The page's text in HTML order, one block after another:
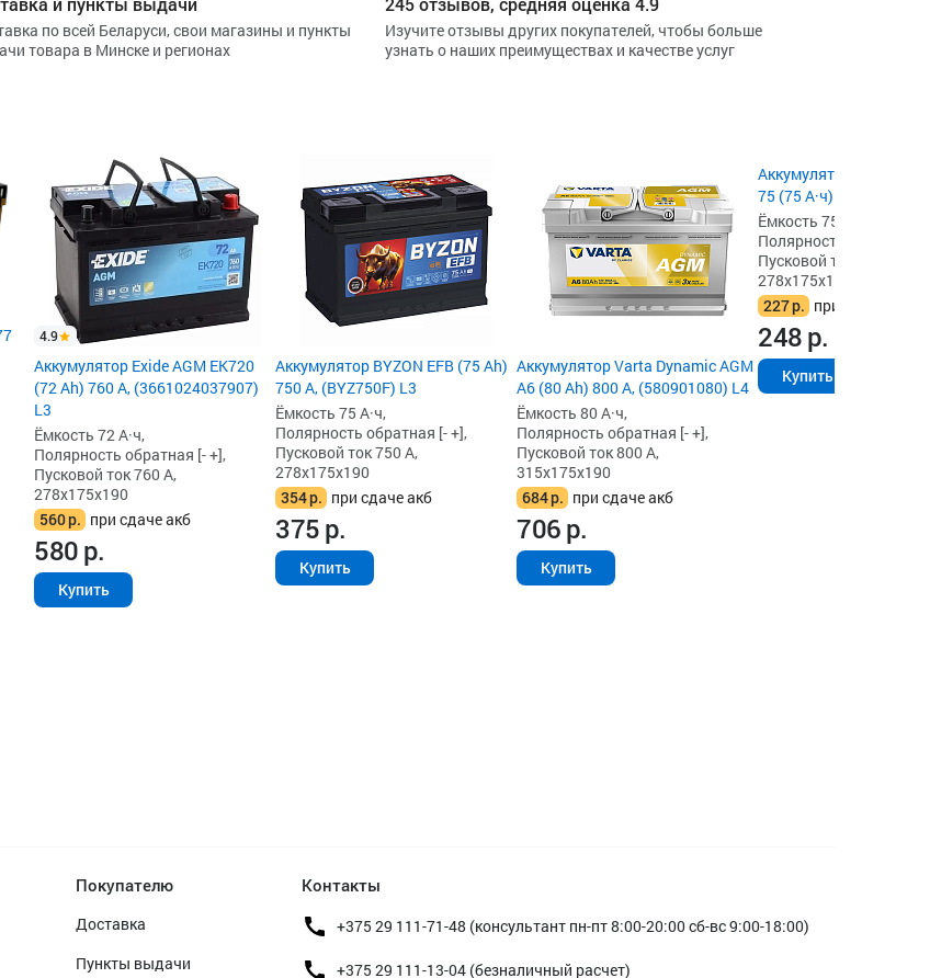
по всей Беларуси, свои магазины и пункты
товара в Минске и регионах
Изучите отзывы других покупателей, чтобы больше
узнать о наших преимуществах и качестве услуг
4.9
Аккумулятор Exide AGM EK720
(72 Ah) 760 А, (3661024037907)
L3
Ёмкость 72 А·ч,
Полярность обратная [- +],
Пусковой ток 760 А,
278x175x190
560р. при сдаче акб
580р.
Купить
Аккумулятор BYZON EFB (75 Ah)
750 А, (BYZ750F) L3
Ёмкость 75 А·ч,
Полярность обратная [- +],
Пусковой ток 750 А,
278x175x190
354р. при сдаче акб
375р.
Купить
Аккумулятор Varta Dynamic AGM
A6 (80 Ah) 800 А, (580901080) L4
Ёмкость 80 А·ч,
Полярность обратная [- +],
Пусковой ток 800 А,
315x175x190
684р. при сдаче акб
706р.
Купить
Аккумулятор Eurostart
75 (75 А·ч) 680 А, L3
Ёмкость 75 А·ч,
Полярность обратная
Пусковой ток 680 А,
278x175x190
227р. при сдаче акб
248р.
Купить
Покупателю
Доставка
Пункты выдачи
Контакты
+375 29 111-71-48 (консультант пн-пт 8:00-20:00 сб-вс 9:00-18:00)
+375 29 111-13-04 (безналичный расчет)